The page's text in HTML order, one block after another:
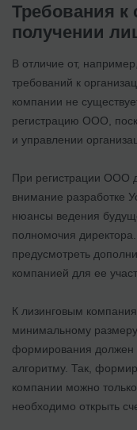
Требования к
получении
В отличие от,
требований к
компании не
регистрацию ООО,
и управлении
При регистрации ООО
внимание разработке
нюансы ведения
полномочия
предусмотреть
компанией для ее
К лизинговым
минимальному размеру
формирования должен
алгоритму. Так,
компании можно
необходимо открыть